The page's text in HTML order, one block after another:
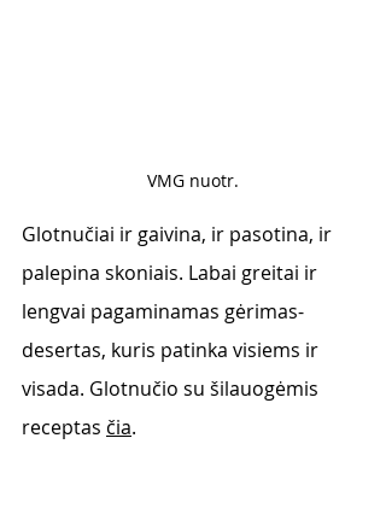
VMG nuotr.
Glotnučiai ir gaivina, ir pasotina, ir
palepina skoniais. Labai greitai ir
lengvai pagaminamas gėrimas-
desertas, kuris patinka visiems ir
visada. Glotnučio su šilauogėmis
receptas čia.